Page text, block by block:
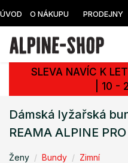
ÚVOD O NÁKUPU PRODEJNY
SLEVA NAVÍC K
| 10 -
Dámská lyžařská
REAMA ALPINE PRO
Ženy Bundy Zimní